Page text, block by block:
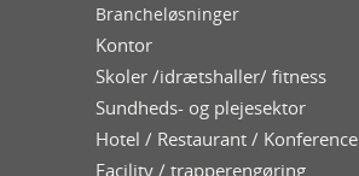
Brancheløsninger
Kontor
Skoler /idrætshaller/ fitness
Sundheds- og plejesektor
Hotel / Restaurant / Konference
Facility / trapperengøring